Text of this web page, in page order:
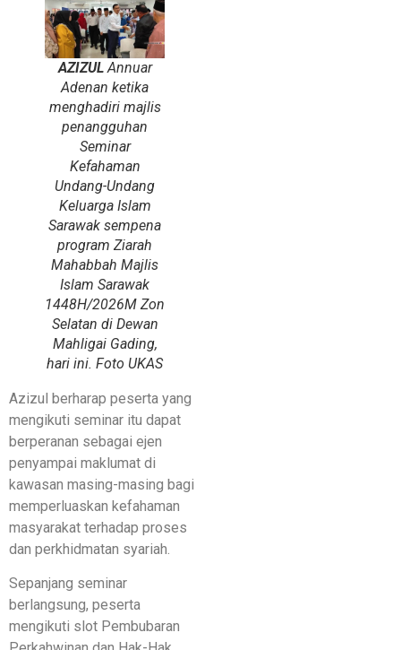
AZIZULAnnuar
Adenan ketika
menghadiri majlis
penangguhan
Seminar
Kefahaman
Undang-Undang
Keluarga Islam
Sarawak sempena
program Ziarah
Mahabbah Majlis
Islam Sarawak
1448H/2026M Zon
Selatan di Dewan
Mahligai Gading,
hari ini. Foto UKAS
Azizul berharap peserta yang
mengikuti seminar itu dapat
berperanan sebagai ejen
penyampai maklumat di
kawasan masing-masing bagi
memperluaskan kefahaman
masyarakat terhadap proses
dan perkhidmatan syariah.
Sepanjang seminar
berlangsung, peserta
mengikuti slot Pembubaran